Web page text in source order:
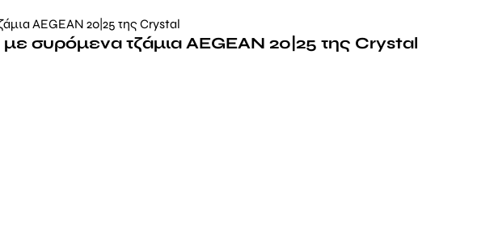
συρόμενα τζάμια AEGEAN 20|25 της Crystal